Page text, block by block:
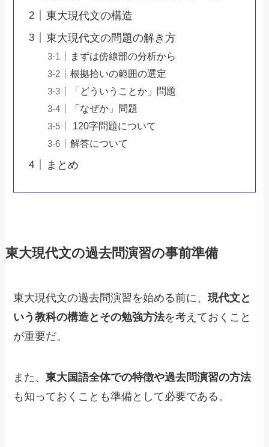
東大現代文の構造
東大現代文の問題の解き方
まずは傍線部の分析から
根拠拾いの範囲の選定
「どういうことか」問題
「なぜか」問題
120字問題について
解答について
まとめ
東大現代文の過去問演習の事前準備
東大現代文の過去問演習を始める前に、現代文と
いう教科の構造とその勉強方法を考えておくこと
が重要だ。
また、東大国語全体での特徴や過去問演習の方法
も知っておくことも準備として必要である。